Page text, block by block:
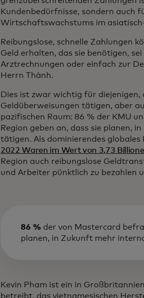
Kundenbedürfnisse, sondern auch
Wirtschaftswachstums im
Reibungslose, schnelle Zahlungen
Geld erhalten, das sie benötigen,
Arztrechnungen oder einfach zur
Herrn Thành.
Dies ist zwar wichtig für
Geldüberweisungen tätigen, aber
pazifischen Raum: 86 % der KMU
Region geben an, dass sie planen,
tätigen. Als dominierendes
2022 Waren im Wert von 3,73
Region auch reibungslose
und Arbeiter pünktlich zu bezahlen
86 % der von Mastercard
planen, in Zukunft mehr
Kevin Pham ist ein in
betreibt, das vietnamesischen